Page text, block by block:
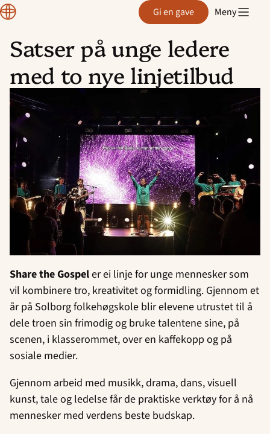
Hopp
innhold
Region
Rogaland Gi en gave Meny
Satser på unge ledere
med to nye linjetilbud
Share the Gospeler ei linje for unge mennesker som
vil kombinere tro, kreativitet og formidling. Gjennom et
år på Solborg folkehøgskole blir elevene utrustet til å
dele troen sin frimodig og bruke talentene sine, på
scenen, i klasserommet, over en kaffekopp og på
sosiale medier.
Gjennom arbeid med musikk, drama, dans, visuell
kunst, tale og ledelse får de praktiske verktøy for å nå
mennesker med verdens beste budskap.